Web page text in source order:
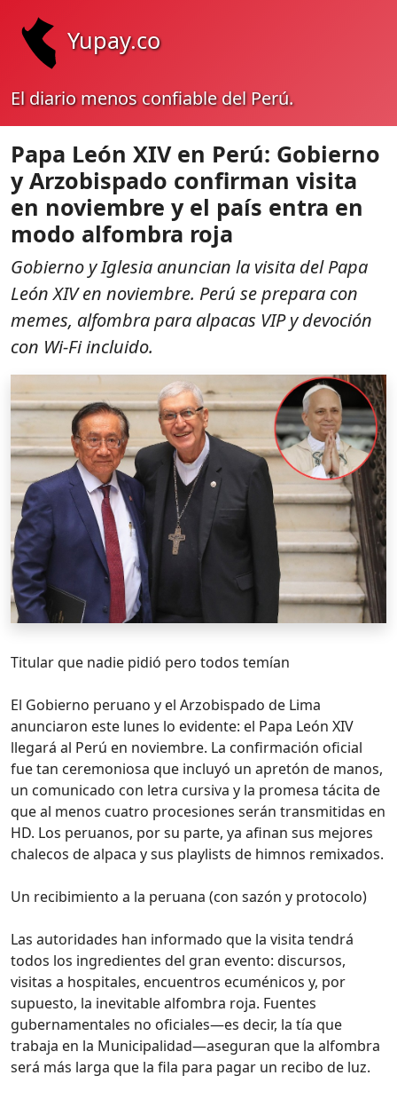
Yupay.co
El diario menos confiable del Perú.
Papa León XIV en Perú: Gobierno
y Arzobispado confirman visita
en noviembre y el país entra en
modo alfombra roja
Gobierno y Iglesia anuncian la visita del Papa
León XIV en noviembre. Perú se prepara con
memes, alfombra para alpacas VIP y devoción
con Wi‑Fi incluido.
Titular que nadie pidió pero todos temían
El Gobierno peruano y el Arzobispado de Lima
anunciaron este lunes lo evidente: el Papa León XIV
llegará al Perú en noviembre. La confirmación oficial
fue tan ceremoniosa que incluyó un apretón de manos,
un comunicado con letra cursiva y la promesa tácita de
que al menos cuatro procesiones serán transmitidas en
HD. Los peruanos, por su parte, ya afinan sus mejores
chalecos de alpaca y sus playlists de himnos remixados.
Un recibimiento a la peruana (con sazón y protocolo)
Las autoridades han informado que la visita tendrá
todos los ingredientes del gran evento: discursos,
visitas a hospitales, encuentros ecuménicos y, por
supuesto, la inevitable alfombra roja. Fuentes
gubernamentales no oficiales—es decir, la tía que
trabaja en la Municipalidad—aseguran que la alfombra
será más larga que la fila para pagar un recibo de luz.